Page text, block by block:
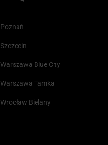
Poznań
Szczecin
Warszawa Blue City
Warszawa Tamka
Wrocław Bielany